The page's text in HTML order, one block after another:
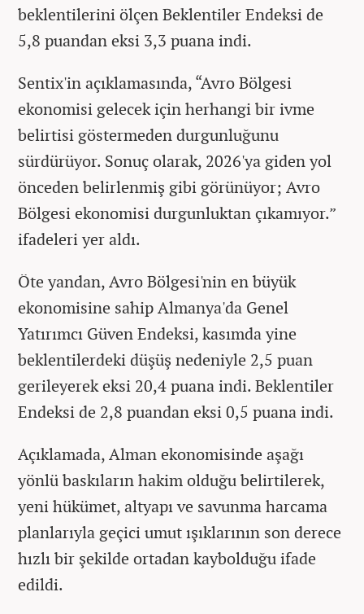
beklentilerini ölçen Beklentiler Endeksi de
5,8 puandan eksi 3,3 puana indi.
Sentix'in açıklamasında, “Avro Bölgesi
ekonomisi gelecek için herhangi bir ivme
belirtisi göstermeden durgunluğunu
sürdürüyor. Sonuç olarak, 2026'ya giden yol
önceden belirlenmiş gibi görünüyor; Avro
Bölgesi ekonomisi durgunluktan çıkamıyor.”
ifadeleri yer aldı.
Öte yandan, Avro Bölgesi'nin en büyük
ekonomisine sahip Almanya'da Genel
Yatırımcı Güven Endeksi, kasımda yine
beklentilerdeki düşüş nedeniyle 2,5 puan
gerileyerek eksi 20,4 puana indi. Beklentiler
Endeksi de 2,8 puandan eksi 0,5 puana indi.
Açıklamada, Alman ekonomisinde aşağı
yönlü baskıların hakim olduğu belirtilerek,
yeni hükümet, altyapı ve savunma harcama
planlarıyla geçici umut ışıklarının son derece
hızlı bir şekilde ortadan kaybolduğu ifade
edildi.